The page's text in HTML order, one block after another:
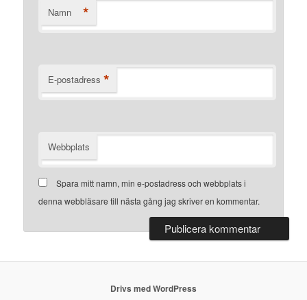
Namn *
E-postadress *
Webbplats
Spara mitt namn, min e-postadress och webbplats i
denna webbläsare till nästa gång jag skriver en kommentar.
Drivs med WordPress